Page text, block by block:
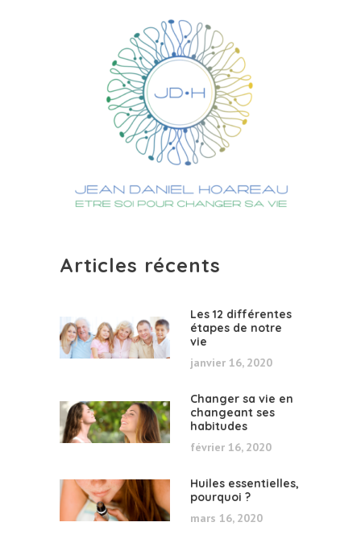
Articles récents
Les 12 différentes
étapes de notre
vie
janvier 16, 2020
Changer sa vie en
changeant ses
habitudes
février 16, 2020
Huiles essentielles,
pourquoi ?
mars 16, 2020